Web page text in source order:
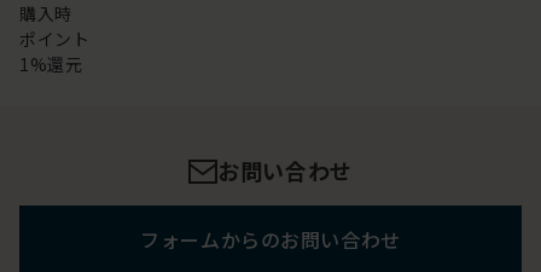
購入時
ポイント
1%還元
お問い合わせ
フォームからのお問い合わせ